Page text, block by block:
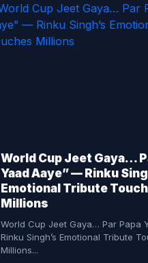
CONTINUE READING →
World Cup Jeet Gaya…
Yaad Aaye” — Rinku
Emotional Tribute
Millions
World Cup Jeet Gaya… Par Papa
Rinku Singh’s Emotional Tribute
Millions...